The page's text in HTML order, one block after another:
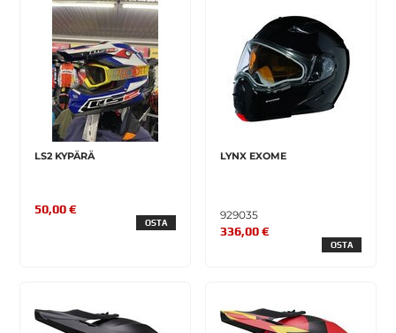
LS2 KYPÄRÄ
50,00 €
OSTA
LYNX EXOME
929035
336,00 €
OSTA